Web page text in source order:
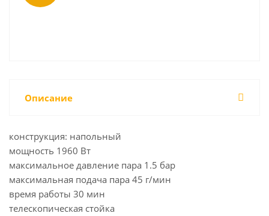
Описание
конструкция: напольный
мощность 1960 Вт
максимальное давление пара 1.5 бар
максимальная подача пара 45 г/мин
время работы 30 мин
телескопическая стойка